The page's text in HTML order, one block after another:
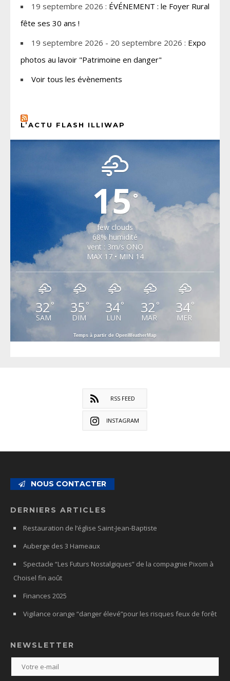
19 septembre 2026 : ÉVÉNEMENT : le Foyer Rural
fête ses 30 ans !
19 septembre 2026 - 20 septembre 2026 : Expo
photos au lavoir "Patrimoine en danger"
Voir tous les évènements
L’ACTU FLASH ILLIWAP
15°
few clouds
68% humidité
vent : 3m/s ONO
MAX 17 • MIN 14
32°
SAM
35 °
DIM
34°
LUN
32 °
MAR
34°
MER
Temps à partir de OpenWeatherMap
RSS FEED
INSTAGRAM
NOUS CONTACTER
DERNIERS ARTICLES
Restauration de l’église Saint-Jean-Baptiste
Auberge des 3 Hameaux
Spectacle “Les Futurs Nostalgiques” de la compagnie Pixom à
Choisel fin août
Finances 2025
Vigilance orange “danger élevé”pour les risques feux de forêt
NEWSLETTER